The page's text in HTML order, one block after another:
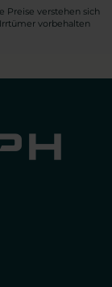
Preise verstehen sich
vorbehalten